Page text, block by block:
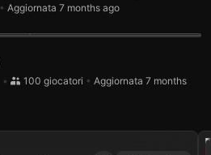
• Aggiornata 7 months ago
•
100 giocatori • Aggiornata 7 months
2023